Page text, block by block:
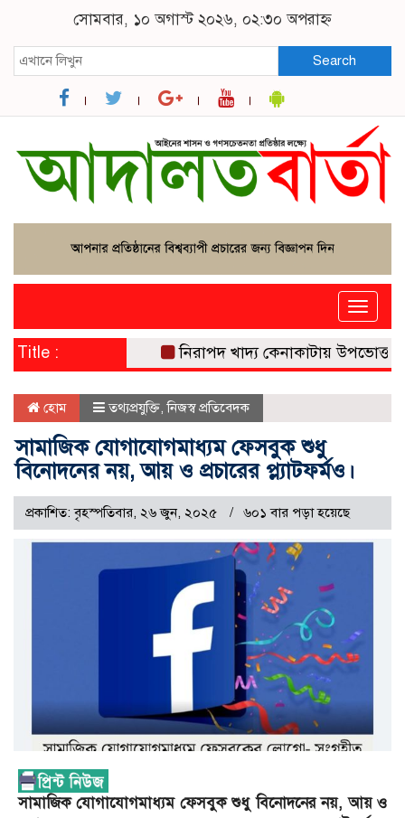
সোমবার, ১০ অগাস্ট ২০২৬, ০২:৩০ অপরাহ্ন
Search
Toggle
Title : নিরাপদ খাদ্য কেনাকাটায় উপভোক্তার
হোম তথ্যপ্রযুক্তি,নিজস্ব প্রতিবেদক
সামাজিক যোগাযোগমাধ্যম ফেসবুক শুধু
বিনোদনের নয়, আয় ও প্রচারের প্ল্যাটফর্মও।
প্রকাশিত: বৃহস্পতিবার, ২৬ জুন, ২০২৫ ৬০১ বার পড়া হয়েছে
সামাজিক যোগাযোগমাধ্যম ফেসবুক শুধু বিনোদনের নয়, আয় ও